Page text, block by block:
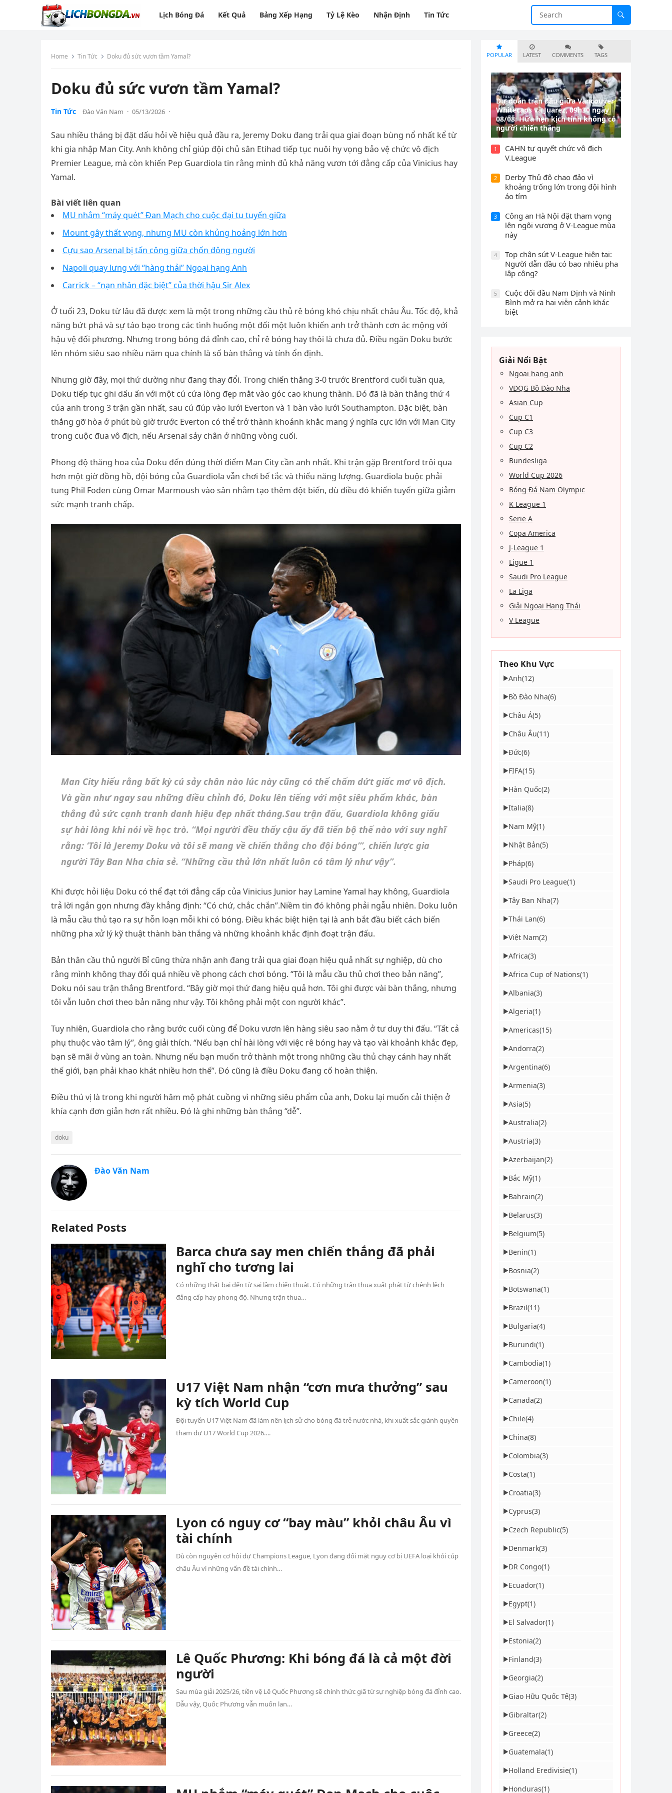
Lịch Bóng Đá Kết Quả Bảng Xếp Hạng Tỷ Lệ Kèo Nhận Định Tin Tức
Home Tin Tức Doku đủ sức vươn tầm Yamal?
Doku đủ sức vươn tầm Yamal?
Tin Tức Đào Văn Nam · 05/13/2026 ·
Sau nhiều tháng bị đặt dấu hỏi về hiệu quả đầu ra, Jeremy Doku đang trải qua giai đoạn bùng nổ nhất kể từ
khi gia nhập Man City. Anh không chỉ giúp đội chủ sân Etihad tiếp tục nuôi hy vọng bảo vệ chức vô địch
Premier League, mà còn khiến Pep Guardiola tin rằng mình đủ khả năng vươn tới đẳng cấp của Vinicius hay
Yamal.
Bài viết liên quan
MU nhắm “máy quét” Đan Mạch cho cuộc đại tu tuyến giữa
Mount gây thất vọng, nhưng MU còn khủng hoảng lớn hơn
Cựu sao Arsenal bị tấn công giữa chốn đông người
Napoli quay lưng với “hàng thải” Ngoại hạng Anh
Carrick – “nạn nhân đặc biệt” của thời hậu Sir Alex
Ở tuổi 23, Doku từ lâu đã được xem là một trong những cầu thủ rê bóng khó chịu nhất châu Âu. Tốc độ, khả
năng bứt phá và sự táo bạo trong các tình huống một đối một luôn khiến anh trở thành cơn ác mộng với
hậu vệ đối phương. Nhưng trong bóng đá đỉnh cao, chỉ rê bóng hay thôi là chưa đủ. Điều ngăn Doku bước
lên nhóm siêu sao nhiều năm qua chính là số bàn thắng và tính ổn định.
Nhưng giờ đây, mọi thứ dường như đang thay đổi. Trong chiến thắng 3-0 trước Brentford cuối tuần qua,
Doku tiếp tục ghi dấu ấn với một cú cứa lòng đẹp mắt vào góc cao khung thành. Đó đã là bàn thắng thứ 4
của anh trong 3 trận gần nhất, sau cú đúp vào lưới Everton và 1 bàn vào lưới Southampton. Đặc biệt, bàn
thắng gỡ hòa ở phút bù giờ trước Everton có thể trở thành khoảnh khắc mang ý nghĩa cực lớn với Man City
trong cuộc đua vô địch, nếu Arsenal sảy chân ở những vòng cuối.
Phong độ thăng hoa của Doku đến đúng thời điểm Man City cần anh nhất. Khi trận gặp Brentford trôi qua
hơn một giờ đồng hồ, đội bóng của Guardiola vẫn chơi bế tắc và thiếu năng lượng. Guardiola buộc phải
tung Phil Foden cùng Omar Marmoush vào sân nhằm tạo thêm đột biến, dù điều đó khiến tuyến giữa giảm
sức mạnh tranh chấp.
Man City hiểu rằng bất kỳ cú sảy chân nào lúc này cũng có thể chấm dứt giấc mơ vô địch.
Và gần như ngay sau những điều chỉnh đó, Doku lên tiếng với một siêu phẩm khác, bàn
thắng đủ sức cạnh tranh danh hiệu đẹp nhất tháng.Sau trận đấu, Guardiola không giấu
sự hài lòng khi nói về học trò. “Mọi người đều thấy cậu ấy đã tiến bộ thế nào với suy nghĩ
rằng: ‘Tôi là Jeremy Doku và tôi sẽ mang về chiến thắng cho đội bóng’”, chiến lược gia
người Tây Ban Nha chia sẻ. “Những cầu thủ lớn nhất luôn có tâm lý như vậy”.
Khi được hỏi liệu Doku có thể đạt tới đẳng cấp của Vinicius Junior hay Lamine Yamal hay không, Guardiola
trả lời ngắn gọn nhưng đầy khẳng định: “Có chứ, chắc chắn”.Niềm tin đó không phải ngẫu nhiên. Doku luôn
là mẫu cầu thủ tạo ra sự hỗn loạn mỗi khi có bóng. Điều khác biệt hiện tại là anh bắt đầu biết cách biến
những pha xử lý kỹ thuật thành bàn thắng và những khoảnh khắc định đoạt trận đấu.
Bản thân cầu thủ người Bỉ cũng thừa nhận anh đang trải qua giai đoạn hiệu quả nhất sự nghiệp, dù cho
rằng mình không thay đổi quá nhiều về phong cách chơi bóng. “Tôi là mẫu cầu thủ chơi theo bản năng”,
Doku nói sau trận thắng Brentford. “Bây giờ mọi thứ đang hiệu quả hơn. Tôi ghi được vài bàn thắng, nhưng
tôi vẫn luôn chơi theo bản năng như vậy. Tôi không phải một con người khác”.
Tuy nhiên, Guardiola cho rằng bước cuối cùng để Doku vươn lên hàng siêu sao nằm ở tư duy thi đấu. “Tất cả
phụ thuộc vào tâm lý”, ông giải thích. “Nếu bạn chỉ hài lòng với việc rê bóng hay và tạo vài khoảnh khắc đẹp,
bạn sẽ mãi ở vùng an toàn. Nhưng nếu bạn muốn trở thành một trong những cầu thủ chạy cánh hay nhất
thế giới, bạn phải khao khát nhiều hơn thế”. Đó cũng là điều Doku đang cố hoàn thiện.
Điều thú vị là trong khi người hâm mộ phát cuồng vì những siêu phẩm của anh, Doku lại muốn cải thiện ở
khía cạnh đơn giản hơn rất nhiều. Đó là ghi những bàn thắng “dễ”.
doku
Đào Văn Nam
Related Posts
Barca chưa say men chiến thắng đã phải
nghĩ cho tương lai
Có những thất bại đến từ sai lầm chiến thuật. Có những trận thua xuất phát từ chênh lệch
đẳng cấp hay phong độ. Nhưng trận thua…
U17 Việt Nam nhận “cơn mưa thưởng” sau
kỳ tích World Cup
Đội tuyển U17 Việt Nam đã làm nên lịch sử cho bóng đá trẻ nước nhà, khi xuất sắc giành quyền
tham dự U17 World Cup 2026….
Lyon có nguy cơ “bay màu” khỏi châu Âu vì
tài chính
Dù còn nguyên cơ hội dự Champions League, Lyon đang đối mặt nguy cơ bị UEFA loại khỏi cúp
châu Âu vì những vấn đề tài chính…
Lê Quốc Phương: Khi bóng đá là cả một đời
người
Sau mùa giải 2025/26, tiền vệ Lê Quốc Phương sẽ chính thức giã từ sự nghiệp bóng đá đỉnh cao.
Dẫu vậy, Quốc Phương vẫn muốn lan…
POPULAR LATEST COMMENTS TAGS
Dự đoán trận đấu giữa Vancouver
Whitecaps và Juarez, 09h30 ngày
08/08: Hứa hẹn kịch tính không có
người chiến thắng
1
CAHN tự quyết chức vô địch
V.League
2
Derby Thủ đô chao đảo vì
khoảng trống lớn trong đội hình
áo tím
3
Công an Hà Nội đặt tham vọng
lên ngôi vương ở V-League mùa
này
4
Top chân sút V-League hiện tại:
Người dẫn đầu có bao nhiêu pha
lập công?
5
Cuộc đối đầu Nam Định và Ninh
Bình mở ra hai viễn cảnh khác
biệt
Giải Nổi Bật
Ngoại hạng anh
VĐQG Bồ Đào Nha
Asian Cup
Cup C1
Cup C3
Cup C2
Bundesliga
World Cup 2026
Bóng Đá Nam Olympic
K League 1
Serie A
Copa America
J-League 1
Ligue 1
Saudi Pro League
La Liga
Giải Ngoại Hạng Thái
V League
Theo Khu Vực
▶Anh(12)
▶Bồ Đào Nha(6)
▶Châu Á(5)
▶Châu Âu(11)
▶Đức(6)
▶FIFA(15)
▶Hàn Quốc(2)
▶Italia(8)
▶Nam Mỹ(1)
▶Nhật Bản(5)
▶Pháp(6)
▶Saudi Pro League(1)
▶Tây Ban Nha(7)
▶Thái Lan(6)
▶Việt Nam(2)
▶Africa(3)
▶Africa Cup of Nations(1)
▶Albania(3)
▶Algeria(1)
▶Americas(15)
▶Andorra(2)
▶Argentina(6)
▶Armenia(3)
▶Asia(5)
▶Australia(2)
▶Austria(3)
▶Azerbaijan(2)
▶Bắc Mỹ(1)
▶Bahrain(2)
▶Belarus(3)
▶Belgium(5)
▶Benin(1)
▶Bosnia(2)
▶Botswana(1)
▶Brazil(11)
▶Bulgaria(4)
▶Burundi(1)
▶Cambodia(1)
▶Cameroon(1)
▶Canada(2)
▶Chile(4)
▶China(8)
▶Colombia(3)
▶Costa(1)
▶Croatia(3)
▶Cyprus(3)
▶Czech Republic(5)
▶Denmark(3)
▶DR Congo(1)
▶Ecuador(1)
▶Egypt(1)
▶El Salvador(1)
▶Estonia(2)
▶Finland(3)
▶Georgia(2)
▶Giao Hữu Quốc Tế(3)
▶Gibraltar(2)
▶Greece(2)
▶Guatemala(1)
▶Holland Eredivisie(1)
▶Honduras(1)